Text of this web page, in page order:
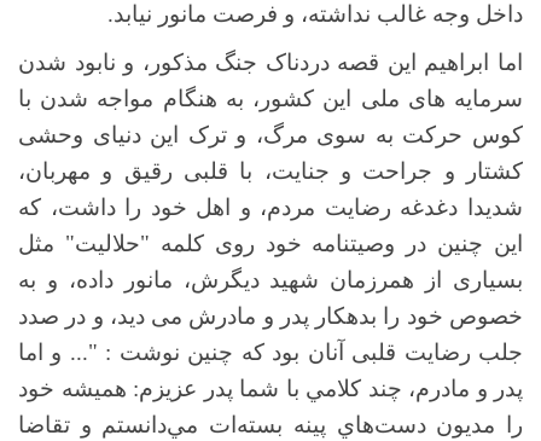
داخل وجه غالب نداشته، و فرصت مانور نیابد.
اما ابراهیم این قصه دردناک جنگ مذکور، و نابود شدن
سرمایه های ملی این کشور، به هنگام مواجه شدن با
کوس حرکت به سوی مرگ، و ترک این دنیای وحشی
کشتار و جراحت و جنایت، با قلبی رقیق و مهربان،
شدیدا دغدغه رضایت مردم، و اهل خود را داشت، که
این چنین در وصیتنامه خود روی کلمه "حلالیت" مثل
بسیاری از همرزمان شهید دیگرش، مانور داده، و به
خصوص خود را بدهکار پدر و مادرش می دید، و در صدد
جلب رضایت قلبی آنان بود که چنین نوشت : "... و اما
پدر و مادرم، چند كلامي با شما پدر عزيزم: هميشه خود
را مديون دست‌هاي پينه‌ بسته‌ات مي‌دانستم و تقاضا